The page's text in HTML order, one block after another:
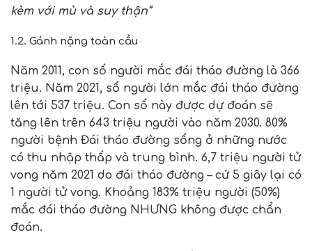
kèm với mù và suy thận”
1.2. Gánh nặng toàn cầu
Năm 2011, con số người mắc đái tháo đường là 366
triệu. Năm 2021, số người lớn mắc đái tháo đường
lên tới 537 triệu. Con số này được dự đoán sẽ
tăng lên trên 643 triệu người vào năm 2030. 80%
người bệnh Đái tháo đường sống ở những nước
có thu nhập thấp và trung bình. 6,7 triệu người tử
vong năm 2021 do đái tháo đường – cứ 5 giây lại có
1 người tử vong. Khoảng 183% triệu người (50%)
mắc đái tháo đường NHƯNG không được chẩn
đoán.